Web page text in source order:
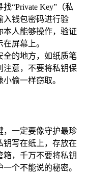
“Private Key”（私
入钱包密码进行验
本人能够操作，验证
屏幕上。
全的地方，如纸质笔
注意，不要将私钥保
偷一样窃取。
，一定要像守护最珍
钥写在纸上，存放在
箱，千万不要将私钥
个不能说的秘密。